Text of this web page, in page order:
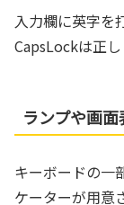
入力欄に英字を
CapsLockは正し
ランプや画
キーボードの一
ケーターが用意